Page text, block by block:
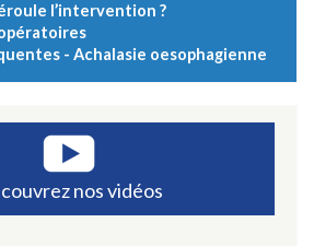
l’intervention ?
- Achalasie oesophagienne
nos vidéos